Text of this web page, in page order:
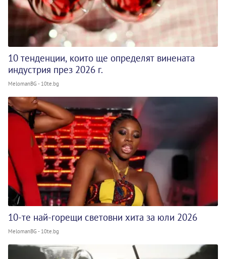
10 тенденции, които ще определят винената
индустрия през 2026 г.
MelomanBG - 10te.bg
10-те най-горещи световни хита за юли 2026
MelomanBG - 10te.bg